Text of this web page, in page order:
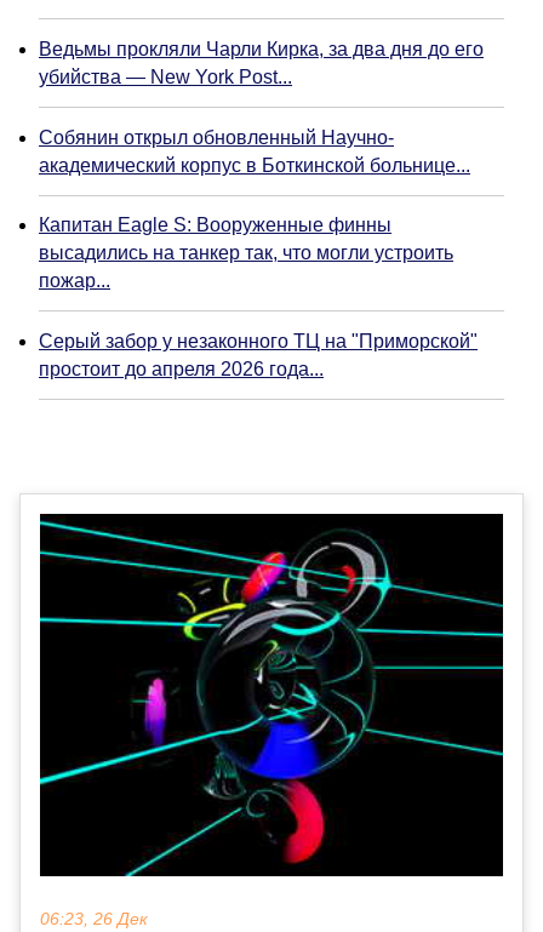
Ведьмы прокляли Чарли Кирка, за два дня до его
убийства — New York Post...
Собянин открыл обновленный Научно-
академический корпус в Боткинской больнице...
Капитан Eagle S: Вооруженные финны
высадились на танкер так, что могли устроить
пожар...
Серый забор у незаконного ТЦ на "Приморской"
простоит до апреля 2026 года...
06:23, 26 Дек